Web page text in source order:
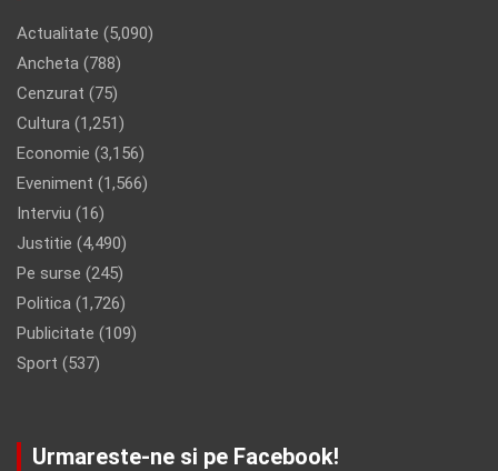
Actualitate (5,090)
Ancheta (788)
Cenzurat (75)
Cultura (1,251)
Economie (3,156)
Eveniment (1,566)
Interviu (16)
Justitie (4,490)
Pe surse (245)
Politica (1,726)
Publicitate (109)
Sport (537)
Urmareste-ne si pe Facebook!